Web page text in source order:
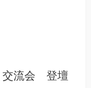
交流会 登壇